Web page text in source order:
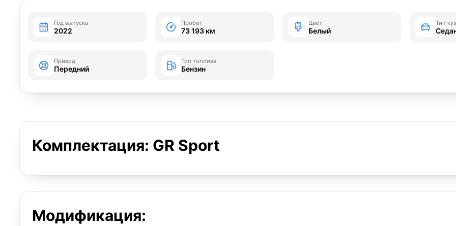
Год выпуска
2022
Пробег
73 193 км
Цвет
Белый
Тип
Привод
Передний
Тип топлива
Бензин
Комплектация: GR Sport
Модификация: